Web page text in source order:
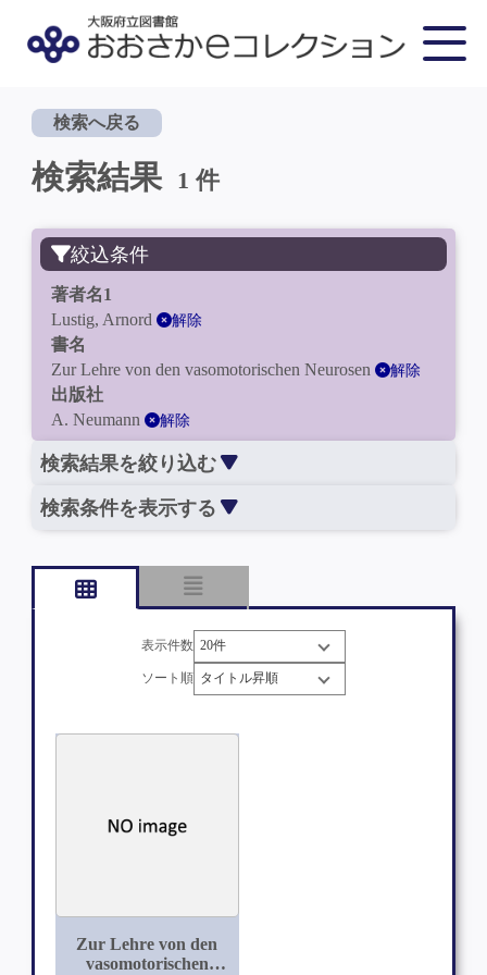
検索へ戻る
検索結果 1 件
絞込条件
著者名1
Lustig, Arnord
解除
書名
Zur Lehre von den vasomotorischen Neurosen
解除
出版社
A. Neumann
解除
検索結果を絞り込む
検索条件を表示する
表示件数
ソート順
Zur Lehre von den
vasomotorischen